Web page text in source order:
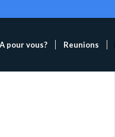
pour vous? Reunions